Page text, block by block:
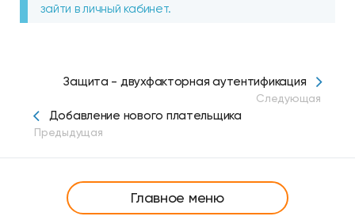
зайти в личный кабинет.
Добавление нового плательщика
Предыдущая
Защита - двухфакторная аутентификация
Следующая
Главное меню